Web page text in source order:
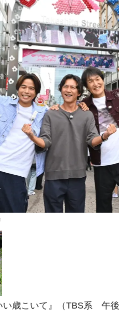
い歳こいて』（TBS系 午